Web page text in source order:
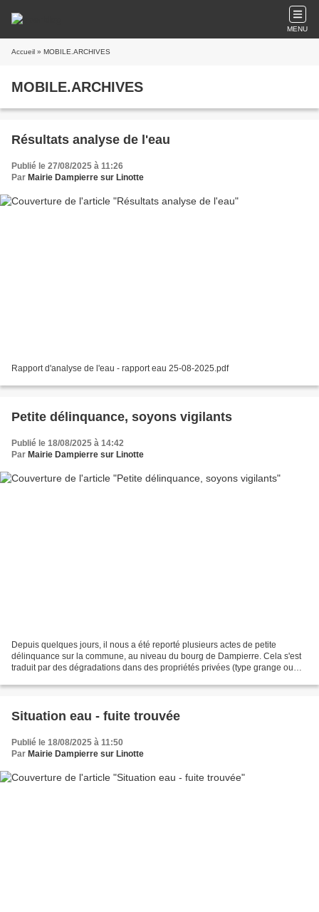
MENU
Accueil » MOBILE.ARCHIVES
MOBILE.ARCHIVES
Résultats analyse de l'eau
Publié le 27/08/2025 à 11:26
Par Mairie Dampierre sur Linotte
Rapport d'analyse de l'eau - rapport eau 25-08-2025.pdf
Petite délinquance, soyons vigilants
Publié le 18/08/2025 à 14:42
Par Mairie Dampierre sur Linotte
Depuis quelques jours, il nous a été reporté plusieurs actes de petite
délinquance sur la commune, au niveau du bourg de Dampierre. Cela s'est
traduit par des dégradations dans des propriétés privées (type grange ou
Situation eau - fuite trouvée
Publié le 18/08/2025 à 11:50
Par Mairie Dampierre sur Linotte